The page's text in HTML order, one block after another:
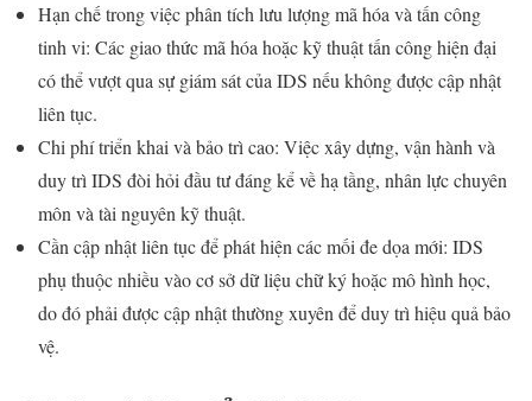
Hạn chế trong việc phân tích lưu lượng mã hóa và tấn công
tinh vi: Các giao thức mã hóa hoặc kỹ thuật tấn công hiện đại
có thể vượt qua sự giám sát của IDS nếu không được cập nhật
liên tục.
Chi phí triển khai và bảo trì cao: Việc xây dựng, vận hành và
duy trì IDS đòi hỏi đầu tư đáng kể về hạ tầng, nhân lực chuyên
môn và tài nguyên kỹ thuật.
Cần cập nhật liên tục để phát hiện các mối đe dọa mới: IDS
phụ thuộc nhiều vào cơ sở dữ liệu chữ ký hoặc mô hình học,
do đó phải được cập nhật thường xuyên để duy trì hiệu quả bảo
vệ.